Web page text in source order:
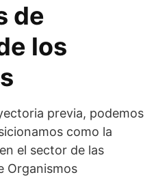
de
los
previa, podemos
como la
el sector de las
Organismos